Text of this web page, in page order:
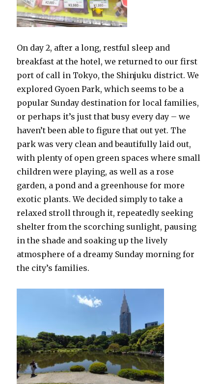
On day 2, after a long, restful sleep and
breakfast at the hotel, we returned to our first
port of call in Tokyo, the Shinjuku district. We
explored Gyoen Park, which seems to be a
popular Sunday destination for local families,
or perhaps it’s just that busy every day – we
haven’t been able to figure that out yet. The
park was very clean and beautifully laid out,
with plenty of open green spaces where small
children were playing, as well as a rose
garden, a pond and a greenhouse for more
exotic plants. We decided simply to take a
relaxed stroll through it, repeatedly seeking
shelter from the scorching sunlight, pausing
in the shade and soaking up the lively
atmosphere of a dreamy Sunday morning for
the city’s families.